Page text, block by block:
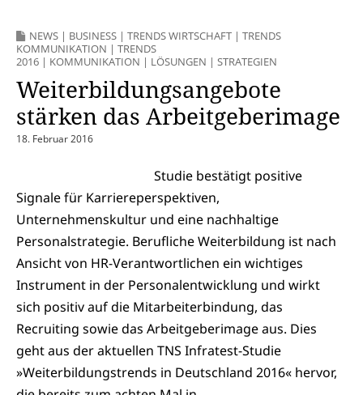
NEWS | BUSINESS | TRENDS WIRTSCHAFT | TRENDS
KOMMUNIKATION | TRENDS
2016 | KOMMUNIKATION | LÖSUNGEN | STRATEGIEN
Weiterbildungsangebote
stärken das Arbeitgeberimage
18. Februar 2016
Studie bestätigt positive
Signale für Karriereperspektiven,
Unternehmenskultur und eine nachhaltige
Personalstrategie. Berufliche Weiterbildung ist nach
Ansicht von HR-Verantwortlichen ein wichtiges
Instrument in der Personalentwicklung und wirkt
sich positiv auf die Mitarbeiterbindung, das
Recruiting sowie das Arbeitgeberimage aus. Dies
geht aus der aktuellen TNS Infratest-Studie
»Weiterbildungstrends in Deutschland 2016« hervor,